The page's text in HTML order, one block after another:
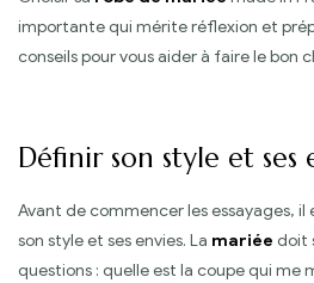
importante qui mérite réflexion et
conseils pour vous aider à faire le bon
Définir son style et ses
Avant de commencer les essayages,
son style et ses envies. La mariée doit
questions : quelle est la coupe qui me